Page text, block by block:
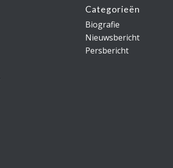
Categorieën
Biografie
Nieuwsbericht
Persbericht